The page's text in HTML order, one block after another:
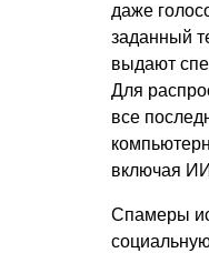
даже
заданный
выдают
Для
все
включая
Спамеры